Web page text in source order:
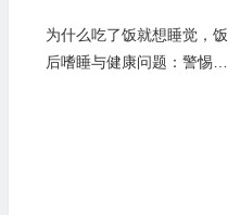
为什么吃了饭就想睡觉，饭
后嗜睡与健康问题：警惕背